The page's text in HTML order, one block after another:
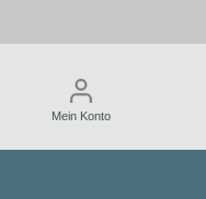
Mein Konto